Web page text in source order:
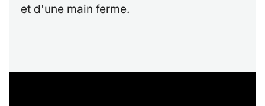
et d'une main ferme.